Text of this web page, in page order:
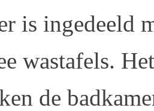
is ingedeeld
wastafels.
de